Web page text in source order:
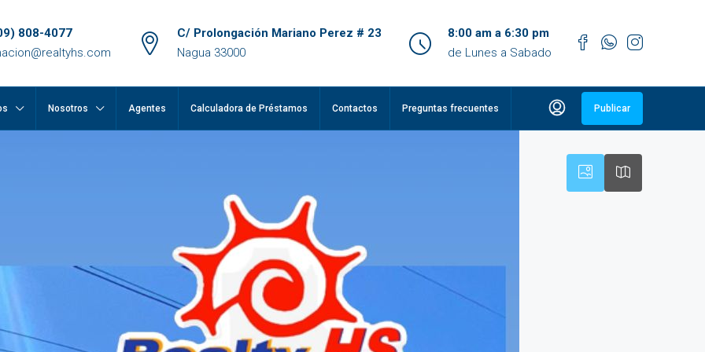
808-4077
C/ Prolongación Mariano Perez # 23
Nagua 33000
8:00 am a 6:30 pm
de Lunes a Sabado
Nosotros Agentes Calculadora de Préstamos Contactos Preguntas frecuentes Publicar